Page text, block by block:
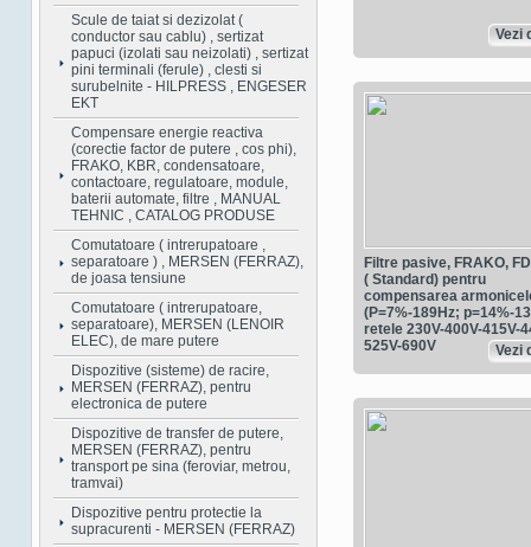
Scule de taiat si dezizolat (
conductor sau cablu) , sertizat
papuci (izolati sau neizolati) , sertizat
pini terminali (ferule) , clesti si
surubelnite - HILPRESS , ENGESER
EKT
Compensare energie reactiva
(corectie factor de putere , cos phi),
FRAKO, KBR, condensatoare,
contactoare, regulatoare, module,
baterii automate, filtre , MANUAL
TEHNIC , CATALOG PRODUSE
Comutatoare ( intrerupatoare ,
separatoare ) , MERSEN (FERRAZ),
de joasa tensiune
Comutatoare ( intrerupatoare,
separatoare), MERSEN (LENOIR
ELEC), de mare putere
Dispozitive (sisteme) de racire,
MERSEN (FERRAZ), pentru
electronica de putere
Dispozitive de transfer de putere,
MERSEN (FERRAZ), pentru
transport pe sina (feroviar, metrou,
tramvai)
Dispozitive pentru protectie la
supracurenti - MERSEN (FERRAZ)
Vezi
Filtre pasive, FRAKO,
( Standard) pentru
compensarea
(P=7%-189Hz; p=14%-
retele 230V-400V-415V-
525V-690V
Vezi